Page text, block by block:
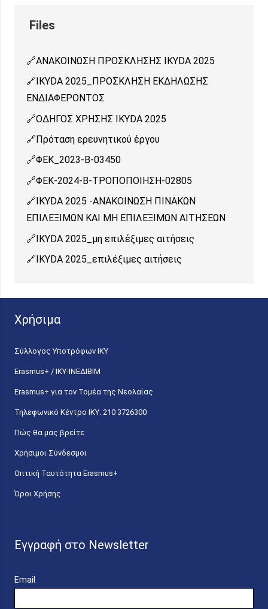
ΑΝΑΚΟΙΝΩΣΗ ΠΡΟΣΚΛΗΣΗΣ ΙΚΥDA 2025
IKYDA 2025_ΠΡΟΣΚΛΗΣΗ ΕΚΔΗΛΩΣΗΣ
ΕΝΔΙΑΦΕΡΟΝΤΟΣ
ΟΔΗΓΟΣ ΧΡΗΣΗΣ IKYDA 2025
Πρόταση ερευνητικού έργου
ΦΕΚ_2023-Β-03450
ΦΕΚ-2024-Β-ΤΡΟΠΟΠΟΙΗΣΗ-02805
IKYDA 2025 -ΑΝΑΚΟΙΝΩΣΗ ΠΙΝΑΚΩΝ
ΕΠΙΛΕΞΙΜΩΝ ΚΑΙ ΜΗ ΕΠΙΛΕΞΙΜΩΝ ΑΙΤΗΣΕΩΝ
IKYDA 2025_μη επιλέξιμες αιτήσεις
IKYDA 2025_επιλέξιμες αιτήσεις
Χρήσιμα
Σύλλογος Υποτρόφων ΙΚΥ
Erasmus+ / ΙΚΥ-ΙΝΕΔΙΒΙΜ
Erasmus+ για τον Τομέα της Νεολαίας
Τηλεφωνικό Κέντρο IKY: 210 3726300
Πώς θα μας βρείτε
Χρήσιμοι Σύνδεσμοι
Οπτική Ταυτότητα Erasmus+
Όροι Χρήσης
Εγγραφή στο Newsletter
Email